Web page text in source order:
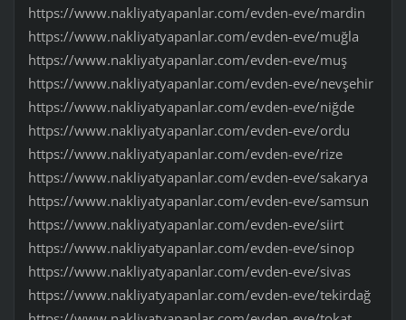
https://www.nakliyatyapanlar.com/evden-eve/mardin
https://www.nakliyatyapanlar.com/evden-eve/muğla
https://www.nakliyatyapanlar.com/evden-eve/muş
https://www.nakliyatyapanlar.com/evden-eve/nevşehir
https://www.nakliyatyapanlar.com/evden-eve/niğde
https://www.nakliyatyapanlar.com/evden-eve/ordu
https://www.nakliyatyapanlar.com/evden-eve/rize
https://www.nakliyatyapanlar.com/evden-eve/sakarya
https://www.nakliyatyapanlar.com/evden-eve/samsun
https://www.nakliyatyapanlar.com/evden-eve/siirt
https://www.nakliyatyapanlar.com/evden-eve/sinop
https://www.nakliyatyapanlar.com/evden-eve/sivas
https://www.nakliyatyapanlar.com/evden-eve/tekirdağ